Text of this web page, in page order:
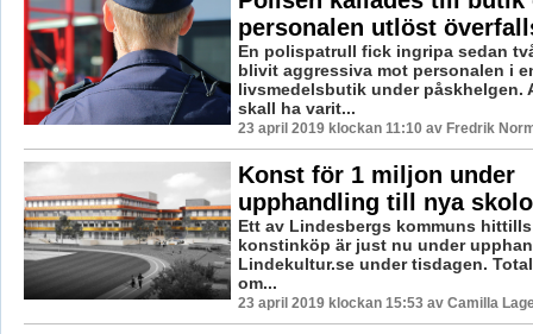
personalen utlöst
En polispatrull fick ingripa sedan
blivit aggressiva mot personalen i
livsmedelsbutik under påskhelgen.
skall ha varit...
23 april 2019 klockan 11:10 av Fredrik
Konst för 1 miljon under
upphandling till nya
Ett av Lindesbergs kommuns
konstinköp är just nu under
Lindekultur.se under tisdagen.
om...
23 april 2019 klockan 15:53 av Camilla